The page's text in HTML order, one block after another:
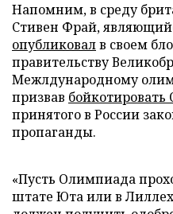
Напомним, в среду
Стивен Фрай,
опубликовалв своем
правительству
Межлдународному
призвав
принятого в России
пропаганды.
«Пусть Олимпиада
штате Юта или в